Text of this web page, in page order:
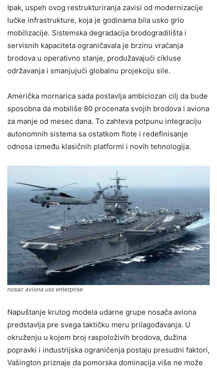
Ipak, uspeh ovog restrukturiranja zavisi od modernizacije
lučke infrastrukture, koja je godinama bila usko grlo
mobilizacije. Sistemska degradacija brodogradilišta i
servisnih kapaciteta ograničavala je brzinu vraćanja
brodova u operativno stanje, produžavajući cikluse
održavanja i smanjujući globalnu projekciju sile.
Američka mornarica sada postavlja ambiciozan cilj da bude
sposobna da mobiliše 80 procenata svojih brodova i aviona
za manje od mesec dana. To zahteva potpunu integraciju
autonomnih sistema sa ostatkom flote i redefinisanje
odnosa između klasičnih platformi i novih tehnologija.
nosac aviona uss enterprise
Napuštanje krutog modela udarne grupe nosača aviona
predstavlja pre svega taktičku meru prilagođavanja. U
okruženju u kojem broj raspoloživih brodova, dužina
popravki i industrijska ograničenja postaju presudni faktori,
Vašington priznaje da pomorska dominacija više ne može